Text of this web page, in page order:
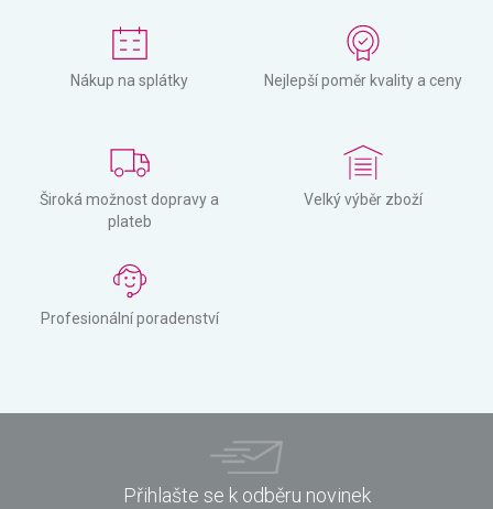
Nákup na splátky Nejlepší poměr kvality a ceny
Široká možnost dopravy a
plateb
Velký výběr zboží
Profesionální poradenství
Přihlašte se k odběru novinek